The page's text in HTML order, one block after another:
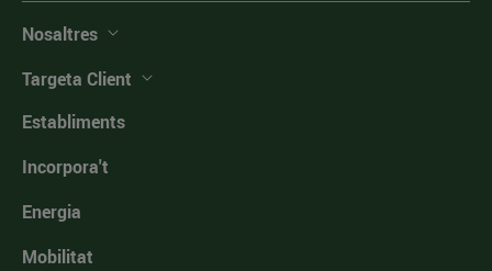
Nosaltres
Targeta Client
Establiments
Incorpora't
Energia
Mobilitat